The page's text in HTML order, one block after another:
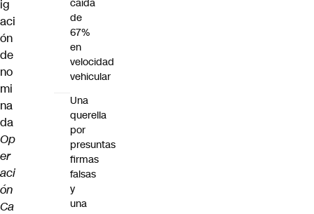
ig
aci
ón
de
no
mi
na
da
Op
er
aci
ón
Ca
caída
de
67%
en
velocidad
vehicular
Una
querella
por
presuntas
firmas
falsas
y
una